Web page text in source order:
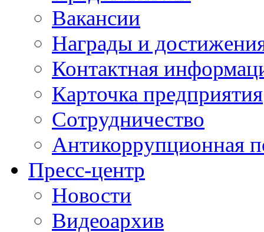
Вакансии
Награды и
Контактная
Карточка предприятия
Сотрудничество
Антикоррупционная
Пресс-центр
Новости
Видеоархив